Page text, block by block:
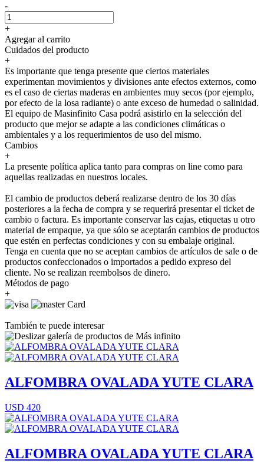
-
+
Agregar al carrito
Cuidados del producto
+
Es importante que tenga presente que ciertos materiales
experimentan movimientos y divisiones ante efectos externos, como
es el caso de ciertas maderas en ambientes muy secos (por ejemplo,
por efecto de la losa radiante) o ante exceso de humedad o salinidad.
El equipo de Masinfinito Casa podrá asistirlo en la selección del
producto que mejor se adapte a las condiciones climáticas o
ambientales y a los requerimientos de uso del mismo.
Cambios
+
La presente política aplica tanto para compras on line como para
aquellas realizadas en nuestros locales.
El cambio de productos deberá realizarse dentro de los 30 días
posteriores a la fecha de compra y se requerirá presentar el ticket de
cambio o factura. Es importante conservar las cajas, etiquetas u otro
material de empaque, ya que sólo se aceptarán cambios de productos
que estén en perfectas condiciones y con su embalaje original.
Tenga en cuenta que no se aceptan cambios de artículos de sale o de
productos confeccionados o importados a pedido expreso del
cliente. No se realizan reembolsos de dinero.
Métodos de pago
+
También te puede interesar
ALFOMBRA OVALADA YUTE CLARA
USD 420
ALFOMBRA OVALADA YUTE CLARA